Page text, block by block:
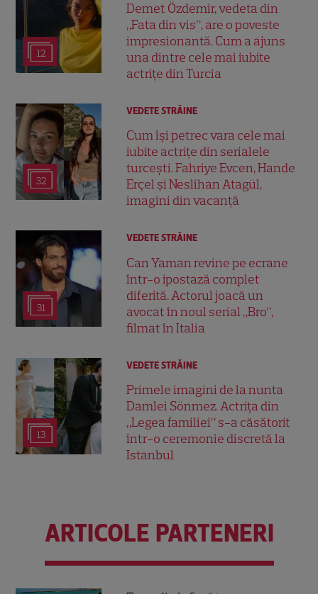
12
Demet Özdemir, vedeta din
„Fata din vis”, are o poveste
impresionantă. Cum a ajuns
una dintre cele mai iubite
actrițe din Turcia
32
VEDETE STRĂINE
Cum își petrec vara cele mai
iubite actrițe din serialele
turcești. Fahriye Evcen, Hande
Erçel și Neslihan Atagül,
imagini din vacanță
31
VEDETE STRĂINE
Can Yaman revine pe ecrane
într-o ipostază complet
diferită. Actorul joacă un
avocat în noul serial „Bro”,
filmat în Italia
13
VEDETE STRĂINE
Primele imagini de la nunta
Damlei Sönmez. Actrița din
„Legea familiei” s-a căsătorit
într-o ceremonie discretă la
Istanbul
ARTICOLE PARTENERI